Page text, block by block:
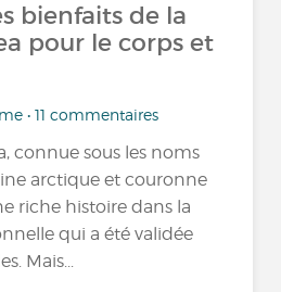
bienfaits de la
pour le corps et
• 11 commentaires
connue sous les noms
arctique et couronne
riche histoire dans la
qui a été validée
Mais...